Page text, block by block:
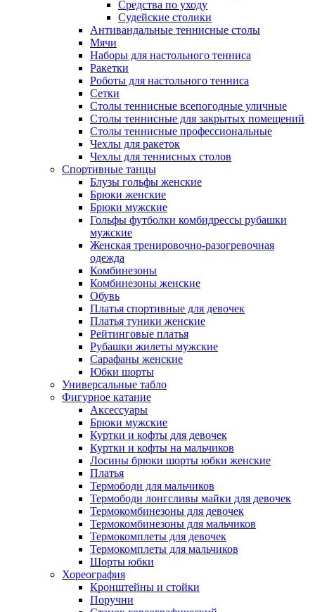
Средства по уходу
Судейские столики
Антивандальные теннисные столы
Мячи
Наборы для настольного тенниса
Ракетки
Роботы для настольного тенниса
Сетки
Столы теннисные всепогодные уличные
Столы теннисные для закрытых помещений
Столы теннисные профессиональные
Чехлы для ракеток
Чехлы для теннисных столов
Спортивные танцы
Блузы гольфы женские
Брюки женские
Брюки мужские
Гольфы футболки комбидрессы рубашки
мужские
Женская тренировочно-разогревочная
одежда
Комбинезоны
Комбинезоны женские
Обувь
Платья спортивные для девочек
Платья туники женские
Рейтинговые платья
Рубашки жилеты мужские
Сарафаны женские
Юбки шорты
Универсальные табло
Фигурное катание
Аксессуары
Брюки мужские
Куртки и кофты для девочек
Куртки и кофты на мальчиков
Лосины брюки шорты юбки женские
Платья
Термободи для мальчиков
Термободи лонгсливы майки для девочек
Термокомбинезоны для девочек
Термокомбинезоны для мальчиков
Термокомплеты для девочек
Термокомплеты для мальчиков
Шорты юбки
Хореография
Кронштейны и стойки
Поручни